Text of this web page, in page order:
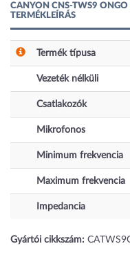
CANYON CNS-TWS9
TERMÉKLEÍRÁS
Termék típusa
Vezeték nélküli
Csatlakozók
Mikrofonos
Minimum frekvencia
Maximum frekvencia
Impedancia
Gyártói cikkszám: